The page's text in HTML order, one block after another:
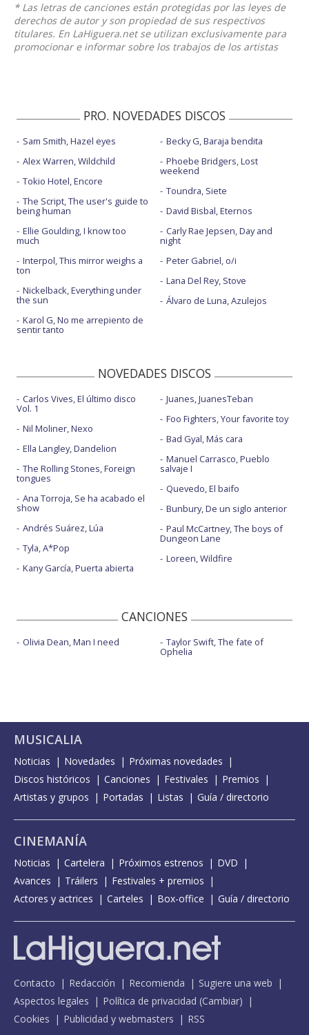
* Las letras de canciones están protegidas por las leyes de
derechos de autor y son propiedad de sus respectivos
titulares. En LaHiguera.net se utilizan exclusivamente para
promocionar e informar sobre los trabajos de los artistas
PRO. NOVEDADES DISCOS
Sam Smith, Hazel eyes
Alex Warren, Wildchild
Tokio Hotel, Encore
The Script, The user's guide to
being human
Ellie Goulding, I know too
much
Interpol, This mirror weighs a
ton
Nickelback, Everything under
the sun
Karol G, No me arrepiento de
sentir tanto
Becky G, Baraja bendita
Phoebe Bridgers, Lost
weekend
Toundra, Siete
David Bisbal, Eternos
Carly Rae Jepsen, Day and
night
Peter Gabriel, o/i
Lana Del Rey, Stove
Álvaro de Luna, Azulejos
NOVEDADES DISCOS
Carlos Vives, El último disco
Vol. 1
Nil Moliner, Nexo
Ella Langley, Dandelion
The Rolling Stones, Foreign
tongues
Ana Torroja, Se ha acabado el
show
Andrés Suárez, Lúa
Tyla, A*Pop
Kany García, Puerta abierta
Juanes, JuanesTeban
Foo Fighters, Your favorite toy
Bad Gyal, Más cara
Manuel Carrasco, Pueblo
salvaje I
Quevedo, El baifo
Bunbury, De un siglo anterior
Paul McCartney, The boys of
Dungeon Lane
Loreen, Wildfire
CANCIONES
Olivia Dean, Man I need Taylor Swift, The fate of
Ophelia
MUSICALIA
Noticias Novedades
Próximas novedades
Discos históricos
Canciones Festivales
Premios
Artistas y grupos
Portadas Listas Guía / directorio
CINEMANÍA
Noticias Cartelera Próximos estrenos
DVD
Avances
Tráilers
Festivales + premios
Actores y actrices
Carteles Box-office Guía / directorio
Contacto Redacción Recomienda
Sugiere una web
Aspectos legales
Política de privacidad (Cambiar)
Cookies
Publicidad y webmasters RSS